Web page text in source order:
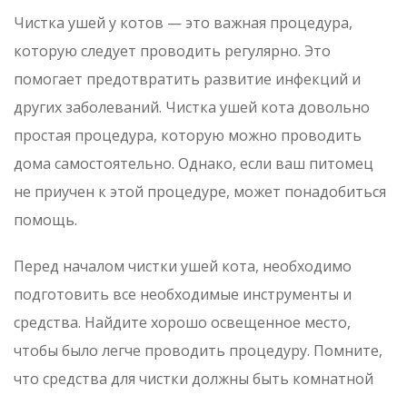
Чистка ушей у котов — это важная процедура,
которую следует проводить регулярно. Это
помогает предотвратить развитие инфекций и
других заболеваний. Чистка ушей кота довольно
простая процедура, которую можно проводить
дома самостоятельно. Однако, если ваш питомец
не приучен к этой процедуре, может понадобиться
помощь.
Перед началом чистки ушей кота, необходимо
подготовить все необходимые инструменты и
средства. Найдите хорошо освещенное место,
чтобы было легче проводить процедуру. Помните,
что средства для чистки должны быть комнатной